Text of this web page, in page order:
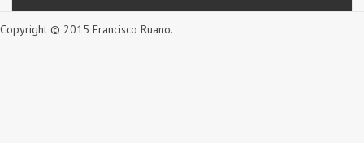
Copyright © 2015 Francisco Ruano.